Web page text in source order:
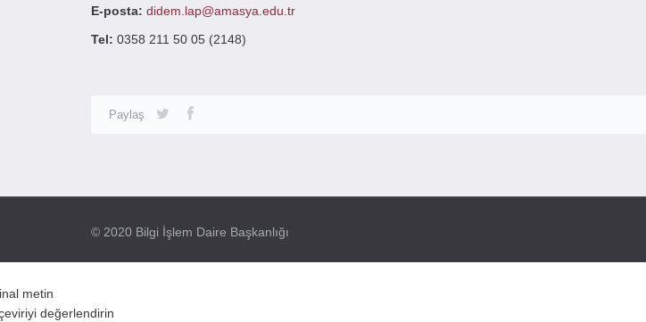
E-posta: didem.lap@amasya.edu.tr
Tel: 0358 211 50 05 (2148)
Paylaş
© 2020 Bilgi İşlem Daire Başkanlığı
metin
değerlendirin